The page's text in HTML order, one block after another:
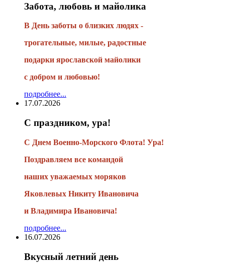
Забота, любовь и майолика
В День заботы о близких людях -
трогательные, милые, радостные
подарки ярославской майолики
с добром и любовью!
подробнее...
17.07.2026
С праздником, ура!
С Днем Военно-Морского Флота! Ура!
Поздравляем все командой
наших уважаемых моряков
Яковлевых Никиту Ивановича
и Владимира Ивановича!
подробнее...
16.07.2026
Вкусный летний день